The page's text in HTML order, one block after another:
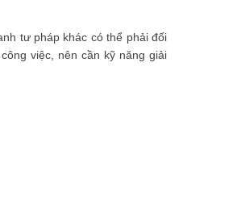
tư pháp khác có thể phải đối
việc, nên cần kỹ năng giải